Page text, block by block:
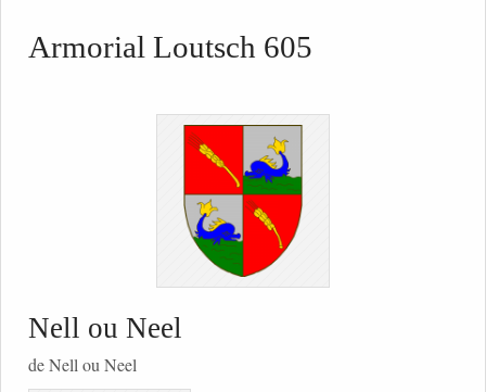
Armorial Loutsch 605
Nell ou Neel
de Nell ou Neel